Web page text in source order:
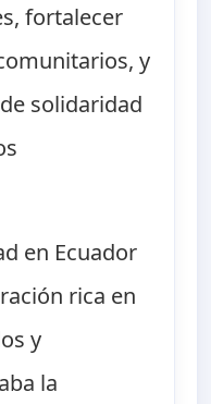
fortalecer
y
solidaridad
en Ecuador
rica en
y
la